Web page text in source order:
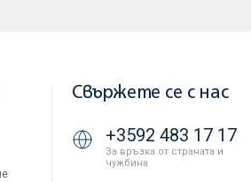
Свържете се с нас
+3592 483 17 17
За връзка от страната и
чужбина